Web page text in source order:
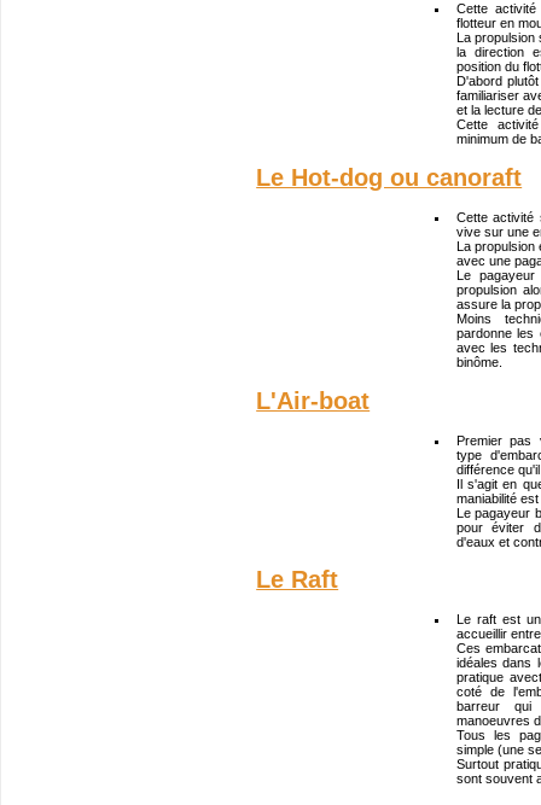
Cette
flotteur en
La
la direction
position du
D'abord
familiariser
et la lecture
Cette
minimum de
Le Hot-dog ou canoraft
Cette activité
vive sur une
La propulsion
avec une
Le
propulsion
assure la
Moins
pardonne les
avec les
binôme.
L'Air-boat
Premier pas
type
différence
Il s'agit en
maniabilité
Le pagayeur
pour éviter
d'eaux et
Le Raft
Le raft est
accueillir
Ces
idéales dans
pratique
coté de
barreur
manoeuvres
Tous les
simple (une
Surtout
sont souvent